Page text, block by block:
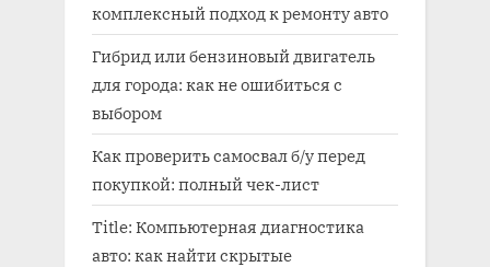
комплексный подход к ремонту авто
Гибрид или бензиновый двигатель
для города: как не ошибиться с
выбором
Как проверить самосвал б/у перед
покупкой: полный чек-лист
Title: Компьютерная диагностика
авто: как найти скрытые